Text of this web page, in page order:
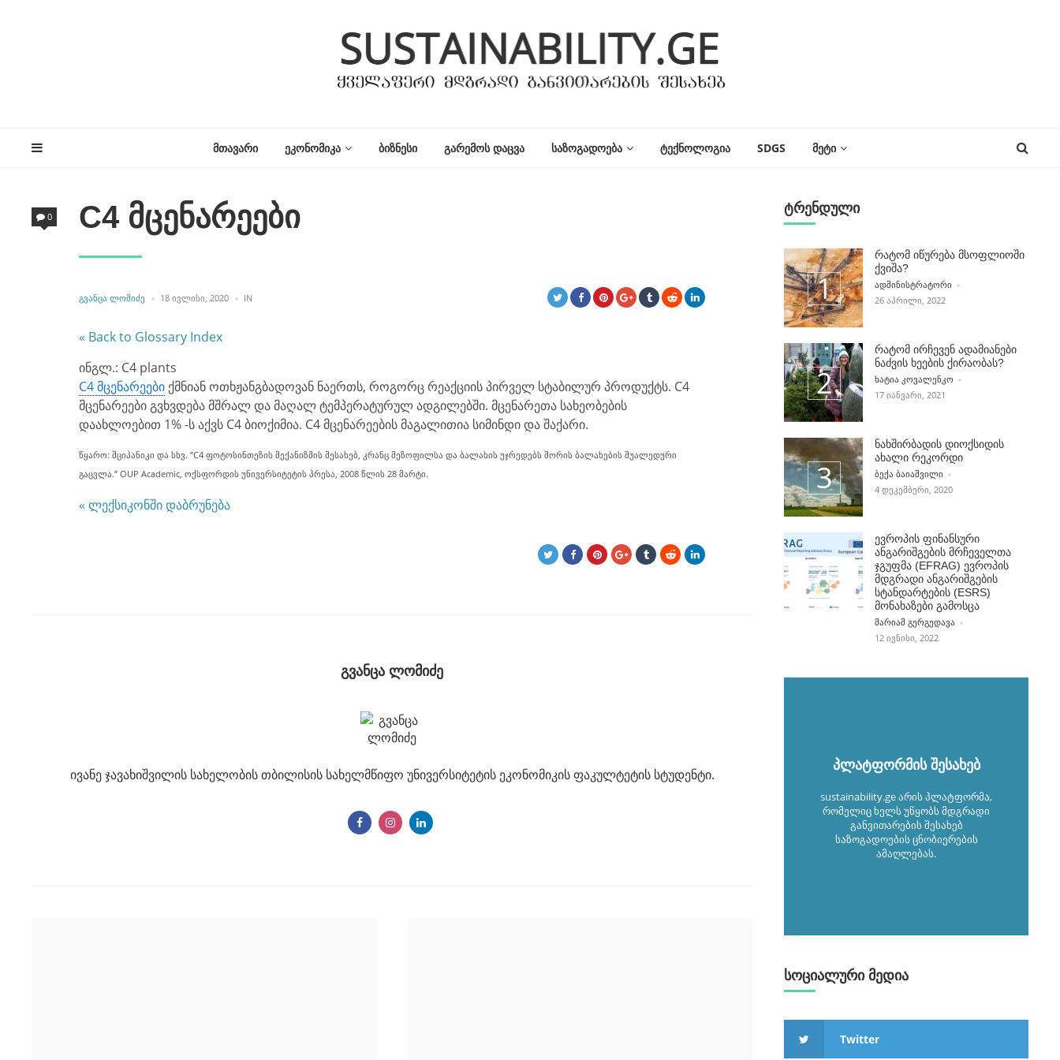
ᲛᲗᲐᲕᲐᲠᲘ ᲔᲙᲝᲜᲝᲛᲘᲙᲐ ᲑᲘᲖᲜᲔᲡᲘ ᲒᲐᲠᲔᲛᲝᲡ ᲓᲐᲪᲕᲐ ᲡᲐᲖᲝᲒᲐᲓᲝᲔᲑᲐ ᲢᲔᲥᲜᲝᲚᲝᲒᲘᲐ SDGS ᲛᲔᲢᲘ
C4 მცენარეები
POSTED
ᲒᲕᲐᲜᲪᲐ ᲚᲝᲛᲘᲫᲔ 18 ᲘᲕᲚᲘᲡᲘ, 2020 INPOSTED
0
« Back to Glossary Index
ინგლ.: C4 plants
C4 მცენარეები ქმნიან ოთხჟანგბადოვან ნაერთს, როგორც რეაქციის პირველ სტაბილურ პროდუქტს. C4
მცენარეები გვხვდება მშრალ და მაღალ ტემპერატურულ ადგილებში. მცენარეთა სახეობების
დაახლოებით 1% -ს აქვს C4 ბიოქიმია. C4 მცენარეების მაგალითია სიმინდი და შაქარი.
წყარო: შციპანიკი და სხვ. ”C4 ფოტოსინთეზის მექანიზმის შესახებ, კრანც მეზოფილსა და ბალახის უჯრედებს შორის ბალახების შუალედური
გაცვლა.” OUP Academic, ოქსფორდის უნივერსიტეტის პრესა, 2008 წლის 28 მარტი.
« ლექსიკონში დაბრუნება
გვანცა ლომიძე
ივანე ჯავახიშვილის სახელობის თბილისის სახელმწიფო უნივერსიტეტის ეკონომიკის ფაკულტეტის სტუდენტი.
ტრენდული
რატომ იწურება მსოფლიოში
ქვიშა?
POSTED BY
ᲐᲓᲛᲘᲜᲘᲡᲢᲠᲐᲢᲝᲠᲘ
26 ᲐᲞᲠᲘᲚᲘ, 2022
რატომ ირჩევენ ადამიანები
ნაძვის ხეების ქირაობას?
POSTED BY
ᲮᲐᲢᲘᲐ ᲙᲝᲕᲐᲚᲔᲜᲙᲝ
17 ᲘᲐᲜᲕᲐᲠᲘ, 2021
ნახშირბადის დიოქსიდის
ახალი რეკორდი
POSTED BY
ᲑᲔᲥᲐ ᲑᲐᲘᲐᲨᲕᲘᲚᲘ
4 ᲓᲔᲙᲔᲛᲑᲔᲠᲘ, 2020
ევროპის ფინანსური
ანგარიშგების მრჩეველთა
ჯგუფმა (EFRAG) ევროპის
მდგრადი ანგარიშგების
სტანდარტების (ESRS)
მონახაზები გამოსცა
POSTED BY
ᲛᲐᲠᲘᲐᲛ ᲒᲔᲠᲒᲔᲓᲐᲕᲐ
12 ᲘᲕᲜᲘᲡᲘ, 2022
პლატფორმის შესახებ
sustainability.ge არის პლატფორმა,
რომელიც ხელს უწყობს მდგრადი
განვითარების შესახებ
საზოგადოების ცნობიერების
ამაღლებას.
სოციალური მედია
Twitter